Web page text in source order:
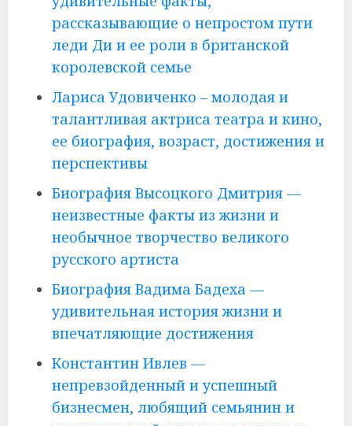
рассказывающие о непростом пути
леди Ди и ее роли в британской
королевской семье
Лариса Удовиченко – молодая и
талантливая актриса театра и кино,
ее биография, возраст, достижения и
перспективы
Биография Высоцкого Дмитрия —
неизвестные факты из жизни и
необычное творчество великого
русского артиста
Биография Вадима Бадеха —
удивительная история жизни и
впечатляющие достижения
Константин Ивлев —
непревзойденный и успешный
бизнесмен, любящий семьянин и